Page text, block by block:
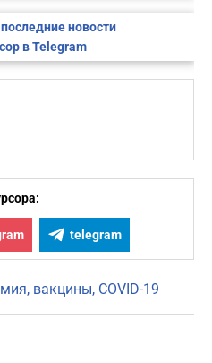
новости
в Telegram
telegram
вакцины COVID-19